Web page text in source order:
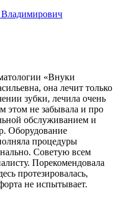
«Внуки
она лечит только
зубки, лечила очень
этом не забывала и про
обслуживанием и
Оборудование
процедуры
Советую всем
Порекомендовала
протезировалась,
не испытывает.